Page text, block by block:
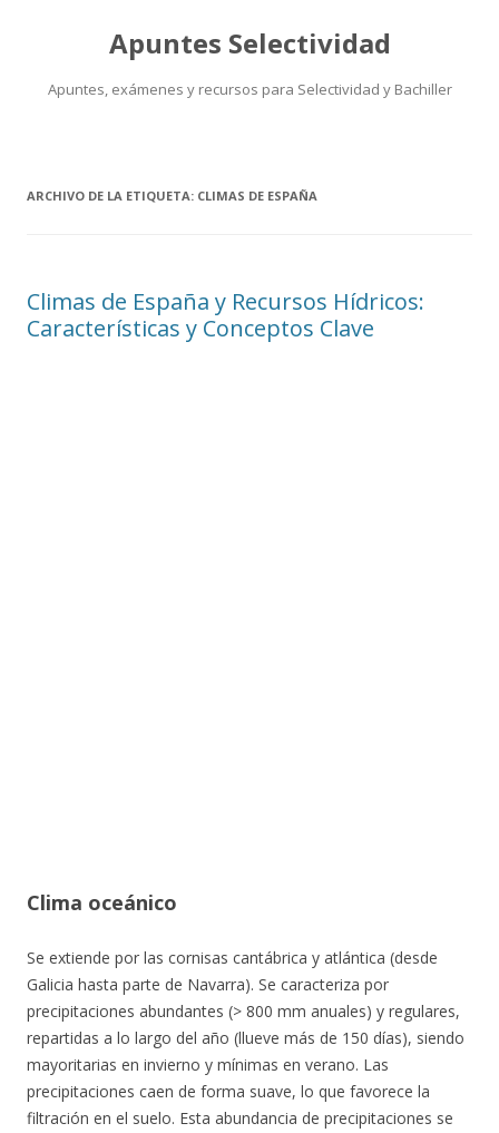
Apuntes Selectividad
Apuntes, exámenes y recursos para Selectividad y Bachiller
ARCHIVO DE LA ETIQUETA: CLIMAS DE ESPAÑA
Climas de España y Recursos Hídricos:
Características y Conceptos Clave
Clima oceánico
Se extiende por las cornisas cantábrica y atlántica (desde
Galicia hasta parte de Navarra). Se caracteriza por
precipitaciones abundantes (> 800 mm anuales) y regulares,
repartidas a lo largo del año (llueve más de 150 días), siendo
mayoritarias en invierno y mínimas en verano. Las
precipitaciones caen de forma suave, lo que favorece la
filtración en el suelo. Esta abundancia de precipitaciones se